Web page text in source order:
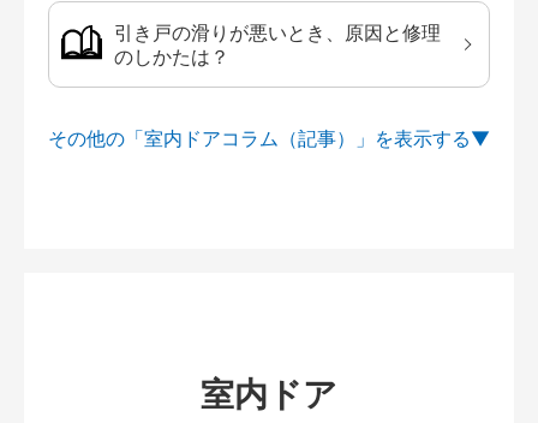
引き戸の滑りが悪いとき、原因と修理
のしかたは？
その他の「室内ドアコラム（記事）」を
室内ドア